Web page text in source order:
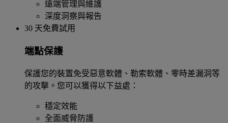
遠端管理與維護
深度洞察與報告
30 天免費試用
端點保護
保護您的裝置免受惡意軟體、勒索軟體、零時差漏洞等
的攻擊。您可以獲得以下益處：
穩定效能
全面威脅防護